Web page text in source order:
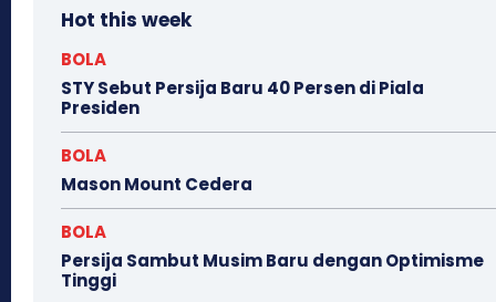
Hot this week
BOLA
STY Sebut Persija Baru 40 Persen di Piala
Presiden
BOLA
Mason Mount Cedera
BOLA
Persija Sambut Musim Baru dengan Optimisme
Tinggi